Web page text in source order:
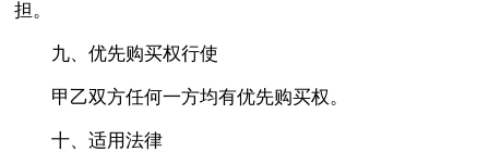
担。
九、优先购买权行使
甲乙双方任何一方均有优先购买权。
十、适用法律